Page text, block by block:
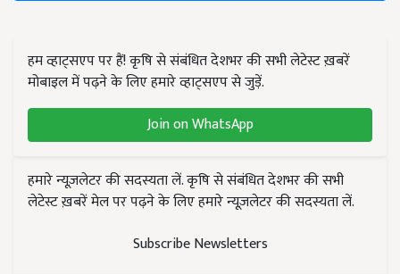
हम व्हाट्सएप पर हैं! कृषि से संबंधित देशभर की सभी लेटेस्ट ख़बरें
मोबाइल में पढ़ने के लिए हमारे व्हाट्सएप से जुड़ें.
Join on WhatsApp
हमारे न्यूज़लेटर की सदस्यता लें. कृषि से संबंधित देशभर की सभी
लेटेस्ट ख़बरें मेल पर पढ़ने के लिए हमारे न्यूज़लेटर की सदस्यता लें.
Subscribe Newsletters